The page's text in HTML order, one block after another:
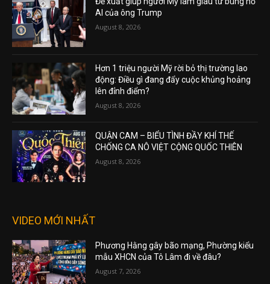
AI của ông Trump
August 8, 2026
Hơn 1 triệu người Mỹ rời bỏ thị trường lao
động: Điều gì đang đẩy cuộc khủng hoảng
lên đỉnh điểm?
August 8, 2026
QUẬN CAM – BIỂU TÌNH ĐẦY KHÍ THẾ
CHỐNG CA NÔ VIỆT CỘNG QUỐC THIÊN
August 8, 2026
VIDEO MỚI NHẤT
Phương Hằng gây bão mạng, Phường kiểu
mẫu XHCN của Tô Lâm đi về đâu?
August 7, 2026